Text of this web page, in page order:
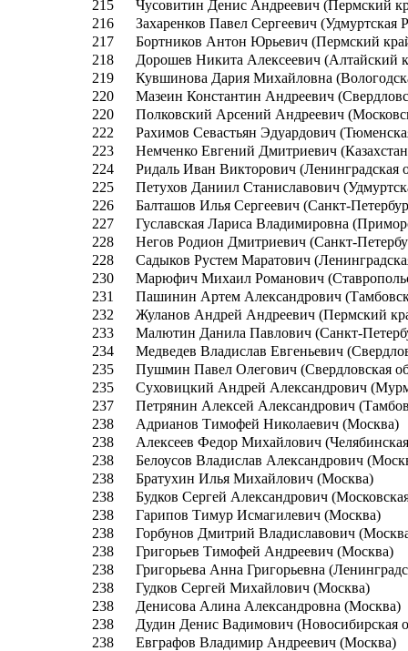
215
Чусовитин Денис Андреевич (Пермский
216
Захаренков Павел Сергеевич (Удмуртская
217
Бортников Антон Юрьевич (Пермский
218
Дорошев Никита Алексеевич (Алтайский
219
Кувшинова Дария Михайловна
220
Мазеин Константин Андреевич
220
Полковский Арсений Андреевич
222
Рахимов Севастьян Эдуардович
223
Немченко Евгений Дмитриевич
224
Ридаль Иван Викторович (Ленинградская
225
Петухов Даниил Станиславович
226
Балташов Илья Сергеевич (Санкт-
227
Гуславская Лариса Владимировна
228
Негов Родион Дмитриевич (Санкт-
228
Садыков Рустем Маратович
230
Марюфич Михаил Романович
231
Пашинин Артем Александрович
232
Жуланов Андрей Андреевич (Пермский
233
Малютин Данила Павлович (Санкт-
234
Медведев Владислав Евгеньевич
235
Пушмин Павел Олегович (Свердловская
235
Суховицкий Андрей Александрович
237
Петрянин Алексей Александрович
238
Адрианов Тимофей Николаевич (Москва)
238
Алексеев Федор Михайлович
238
Белоусов Владислав Александрович
238
Братухин Илья Михайлович (Москва)
238
Будков Сергей Александрович
238
Гарипов Тимур Исмагилевич (Москва)
238
Горбунов Дмитрий Владиславович
238
Григорьев Тимофей Андреевич (Москва)
238
Григорьева Анна Григорьевна
238
Гудков Сергей Михайлович (Москва)
238
Денисова Алина Александровна (Москва)
238
Дудин Денис Вадимович (Новосибирская
238
Евграфов Владимир Андреевич (Москва)